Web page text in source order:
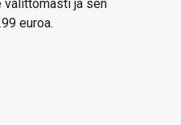
välittömästi ja sen
euroa.